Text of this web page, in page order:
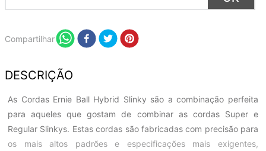
Compartilhar
DESCRIÇÃO
As Cordas Ernie Ball Hybrid Slinky são a combinação perfeita
para aqueles que gostam de combinar as cordas Super e
Regular Slinkys. Estas cordas são fabricadas com precisão para
os mais altos padrões e especificações mais exigentes,